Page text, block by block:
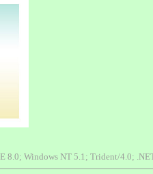
8.0; Windows NT 5.1; Trident/4.0;